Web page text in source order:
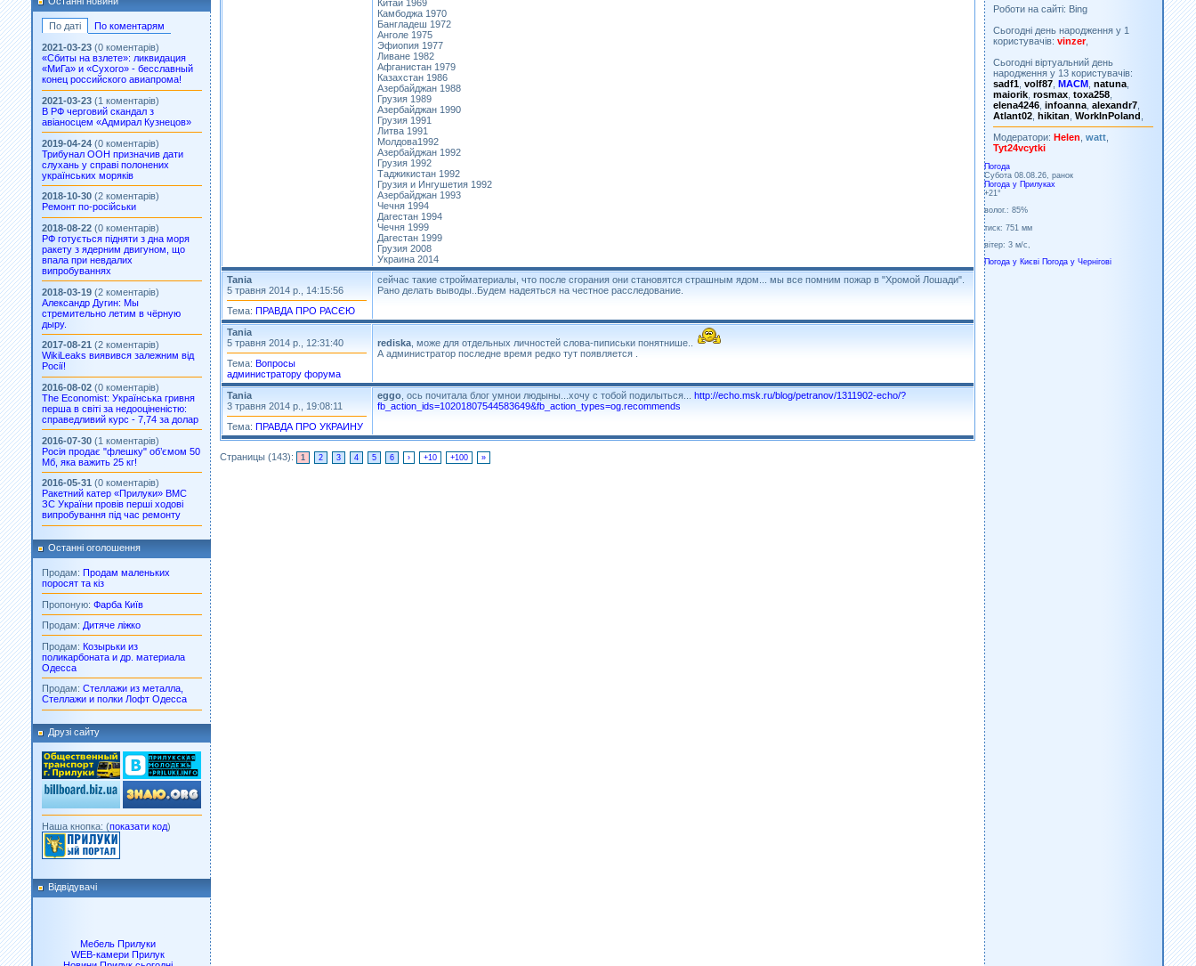
По даті
По коментарям
2021-03-23 (0 коментарів)
«Сбиты на взлете»: ликвидация
«МиГа» и «Сухого» - бесславный
конец российского авиапрома!
2021-03-23 (1 коментарів)
В РФ черговий скандал з
авіаносцем «Адмирал Кузнецов»
2019-04-24 (0 коментарів)
Трибунал ООН призначив дати
слухань у справі полонених
українських моряків
2018-10-30 (2 коментарів)
Ремонт по-російськи
2018-08-22 (0 коментарів)
РФ готується підняти з дна моря
ракету з ядерним двигуном, що
впала при невдалих
випробуваннях
2018-03-19 (2 коментарів)
Александр Дугин: Мы
стремительно летим в чёрную
дыру.
2017-08-21 (2 коментарів)
WikiLeaks виявився залежним від
Росії!
2016-08-02 (0 коментарів)
The Economist: Українська гривня
перша в світі за недооціненістю:
справедливий курс - 7,74 за долар
2016-07-30 (1 коментарів)
Росія продає "флешку" об’ємом 50
Мб, яка важить 25 кг!
2016-05-31 (0 коментарів)
Ракетний катер «Прилуки» ВМС
ЗС України провів перші ходові
випробування під час ремонту
Останні оголошення
Продам: Продам маленьких
поросят та кіз
Пропоную: Фарба Київ
Продам: Дитяче ліжко
Продам: Козырьки из
поликарбоната и др. материала
Одесса
Продам: Стеллажи из металла,
Стеллажи и полки Лофт Одесса
Друзі сайту
Наша кнопка: (показати код)
Відвідувачі
Мебель Прилуки
WEB-камери Прилук
Китай 1969
Камбоджа 1970
Бангладеш 1972
Анголе 1975
Эфиопия 1977
Ливане 1982
Афганистан 1979
Казахстан 1986
Азербайджан 1988
Грузия 1989
Азербайджан 1990
Грузия 1991
Литва 1991
Молдова1992
Азербайджан 1992
Грузия 1992
Таджикистан 1992
Грузия и Ингушетия 1992
Азербайджан 1993
Чечня 1994
Дагестан 1994
Чечня 1999
Дагестан 1999
Грузия 2008
Украина 2014
Tania
5 травня 2014 р., 14:15:56
Тема: ПРАВДА ПРО РАСЄЮ
сейчас такие стройматериалы, что после сгорания они становятся страшным ядом... мы все помним пожар в "Хромой Лошади".
Рано делать выводы..Будем надеяться на честное расследование.
Tania
5 травня 2014 р., 12:31:40
Тема: Вопросы
администратору форума
rediska , може для отдельных личностей слова-пиписьки понятнише..
А администратор последне время редко тут появляется .
Tania
3 травня 2014 р., 19:08:11
Тема: ПРАВДА ПРО УКРАИНУ
eggo , ось почитала блог умнои людыны...хочу с тобой подилыться... http://echo.msk.ru/blog/petranov/1311902-echo/?
fb_action_ids=10201807544583649&fb_action_types=og.recommends
Страницы (143): 1 2 3 4 5 6 › +10 +100 »
Роботи на сайті: Bing
Сьогодні день народження у 1
користувачів: vinzer,
Сьогодні віртуальний день
народження у 13 користувачів:
sadf1 volf87 MACM natuna
maiorik rosmax toxa258
elena4246 infoanna alexandr7
Atlant02 hikitan WorkInPoland
Модератори: Helen watt
Tyt24vcytki
Погода
Субота 08.08.26, ранок
Погода у Прилуках
+21°
волог.: 85%
тиск: 751 мм
вітер: 3 м/с,
Погода у Києві Погода у Чернігові